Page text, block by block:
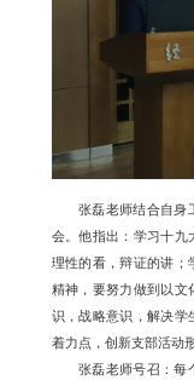
张磊老师结合自身
会。他指出：学习十九
理性的看，辩证的讲；
精神，要努力做到以文
识，战略意识，解决学
着力点，创新支部活动
张磊老师号召：每